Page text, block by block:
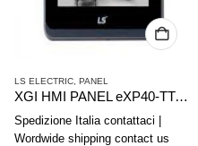
LS ELECTRIC PANEL
XGI HMI PANEL eXP40-TTA/DC, CERTI
Spedizione Italia contattaci |
Wordwide shipping contact us